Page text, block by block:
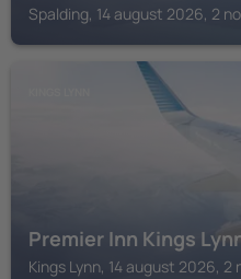
Spalding, 14 august 2026, 2
Premier Inn Kings
Kings Lynn, 14 august 2026, 2